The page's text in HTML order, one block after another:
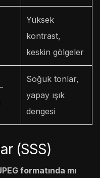
Yüksek
kontrast,
keskin gölgeler
Soğuk tonlar,
yapay ışık
dengesi
(SSS)
formatında mı